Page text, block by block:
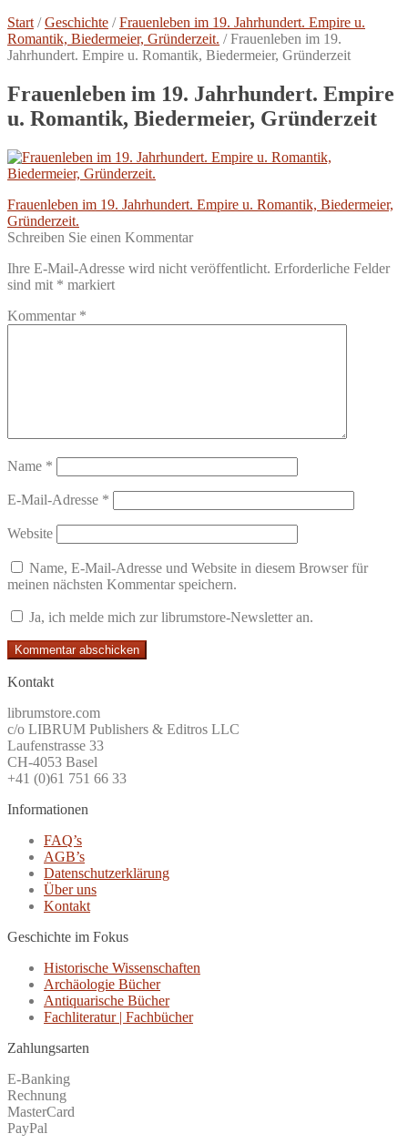
Start /Geschichte /Frauenleben im 19. Jahrhundert. Empire u.
Romantik, Biedermeier, Gründerzeit. /Frauenleben im 19.
Jahrhundert. Empire u. Romantik, Biedermeier, Gründerzeit
Frauenleben im 19. Jahrhundert. Empire
u. Romantik, Biedermeier, Gründerzeit
Beitragsnavigation
Vorheriger
Beitrag:
Frauenleben im 19. Jahrhundert. Empire u. Romantik, Biedermeier,
Gründerzeit.
Schreiben Sie einen Kommentar
Ihre E-Mail-Adresse wird nicht veröffentlicht. Erforderliche Felder
sind mit * markiert
Kommentar *
Name *
E-Mail-Adresse *
Website
Name, E-Mail-Adresse und Website in diesem Browser für
meinen nächsten Kommentar speichern.
Ja, ich melde mich zur librumstore-Newsletter an.
Kontakt
librumstore.com
c/o LIBRUM Publishers & Editros LLC
Laufenstrasse 33
CH-4053 Basel
+41 (0)61 751 66 33
Informationen
FAQ’s
AGB’s
Datenschutzerklärung
Über uns
Kontakt
Geschichte im Fokus
Historische Wissenschaften
Archäologie Bücher
Antiquarische Bücher
Fachliteratur | Fachbücher
Zahlungsarten
E-Banking
Rechnung
MasterCard
PayPal